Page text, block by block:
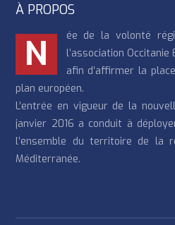
À PROPOS
N
ée de la volonté
l’association
afin d’affirmer la
plan européen.
L’entrée en vigueur de la
janvier 2016 a conduit à
l’ensemble du territoire de la
Méditerranée.